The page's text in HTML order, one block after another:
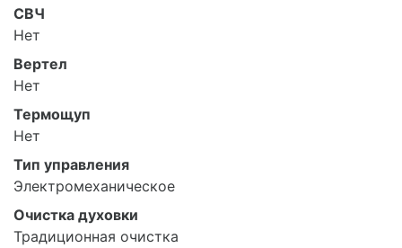
СВЧ
Нет
Вертел
Нет
Термощуп
Нет
Тип управления
Электромеханическое
Очистка духовки
Традиционная очистка